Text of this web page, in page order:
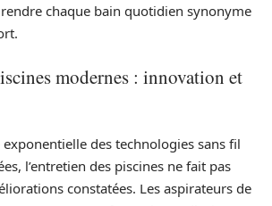
chaque bain quotidien synonyme
modernes : innovation et
des technologies sans fil
l’entretien des piscines ne fait pas
constatées. Les aspirateurs de